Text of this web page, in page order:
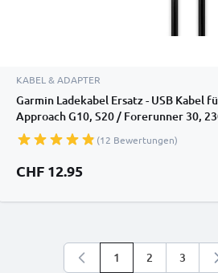
KABEL & ADAPTER
Garmin Ladekabel Ersatz - USB Kabel
Approach G10, S20 / Forerunner 30,
645 Music, 735XT / vivomove HR Uhr /
Tracker / Smartwatch - 1A PVC
(12 Bewertungen)
CHF 12.95
Sie lesen gerade die
1 Seite
2 Seite
3